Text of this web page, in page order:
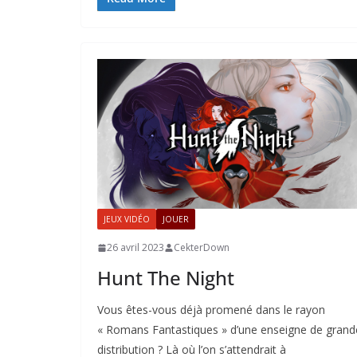
JEUX VIDÉO JOUER
26 avril 2023 CekterDown
Hunt The Night
Vous êtes-vous déjà promené dans le rayon
« Romans Fantastiques » d’une enseigne de
distribution ? Là où l’on s’attendrait à